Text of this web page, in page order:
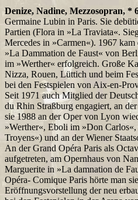
Denize, Nadine, Mezzosopran, *
Germaine Lubin in Paris. Sie
Partien (Flora in »La Traviata«.
Mercedes in »Carmen«). 1967
»La Dammation de Faust« von
im »Werther« erfolgreich. Große
Nizza, Rouen, Lüttich und beim
bei den Festspielen von Aix-en-
Seit 1971 auch Mitglied der
du Rhin Straßburg engagiert, an
sie 1988 an der Oper von Lyon
»Werther«, Eboli im »Don
Troyens«) und an der Wiener
An der Grand Opéra Paris als
aufgetreten, am Opernhaus von
Marguerite in »La damnation de
Opéra- Comique Paris hörte man
Eröffnungsvorstellung der neu